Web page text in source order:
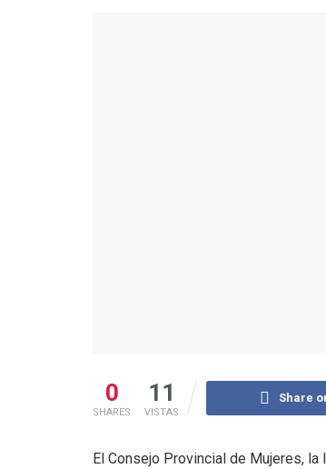
0
SHARES
11
VISTAS
Share
El Consejo Provincial de Mujeres,